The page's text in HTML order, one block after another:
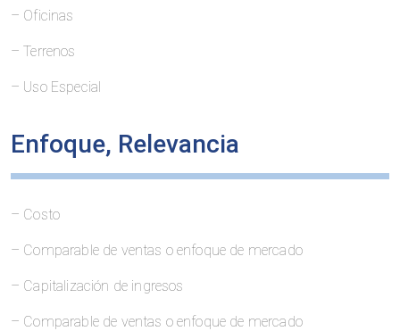
– Oficinas
– Terrenos
– Uso Especial
Enfoque, Relevancia
– Costo
– Comparable de ventas o enfoque de mercado
– Capitalización de ingresos
– Comparable de ventas o enfoque de mercado